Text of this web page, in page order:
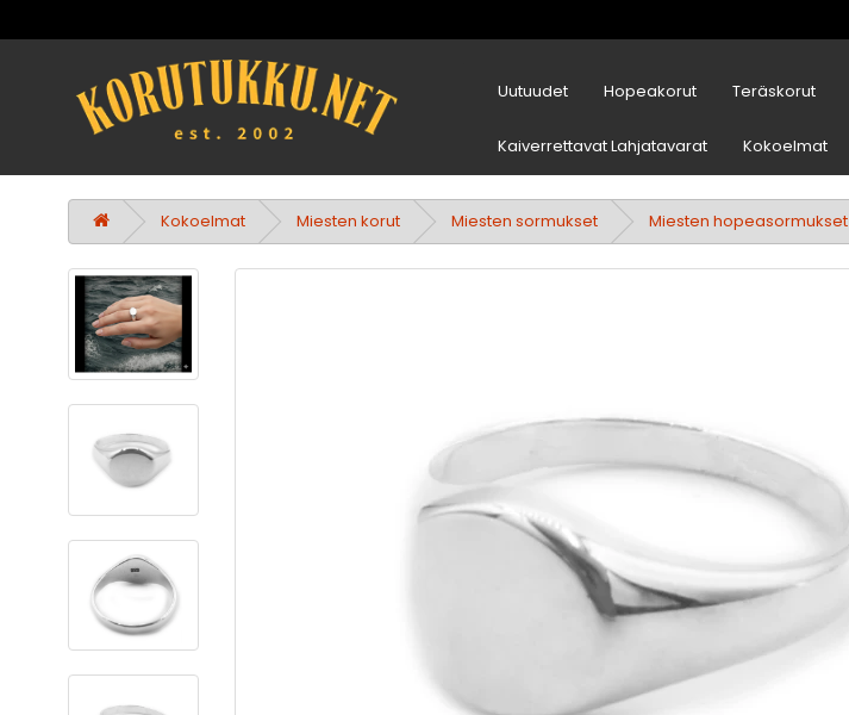
Uutuudet Hopeakorut Teräskorut
Kaiverrettavat Lahjatavarat Kokoelmat
Kokoelmat Miesten korut Miesten sormukset Miesten hopeasormukset